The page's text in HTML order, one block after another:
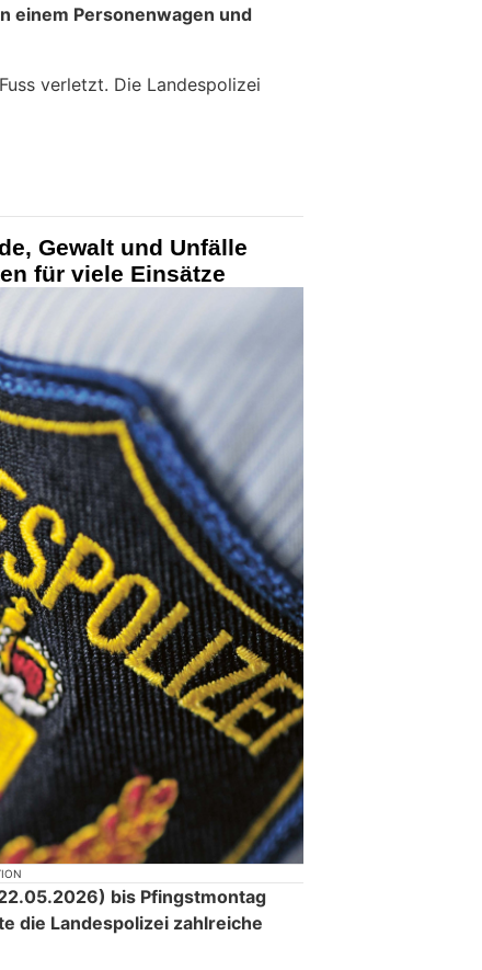
einem Personenwagen und
verletzt. Die Landespolizei
Gewalt und Unfälle
für viele Einsätze
bis Pfingstmontag
die Landespolizei zahlreiche